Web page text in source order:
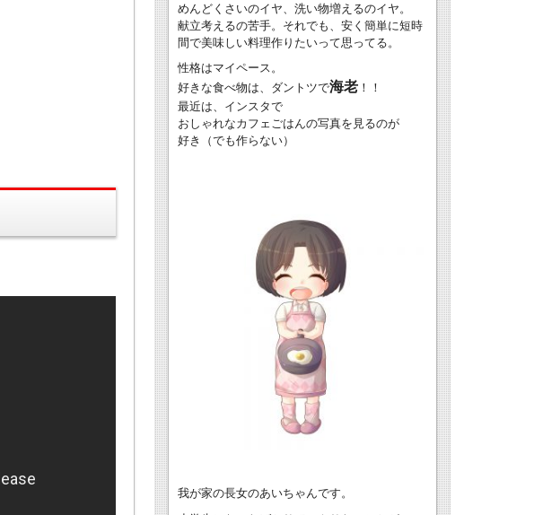
めんどくさいのイヤ、洗い物増えるのイヤ。
献立考えるの苦手。それでも、安く簡単に短時
間で美味しい料理作りたいって思ってる。
性格はマイペース。
好きな食べ物は、ダントツで海老 ！！
最近は、インスタで
おしゃれなカフェごはんの写真を見るのが
好き（でも作らない）
我が家の長女のあいちゃんです。